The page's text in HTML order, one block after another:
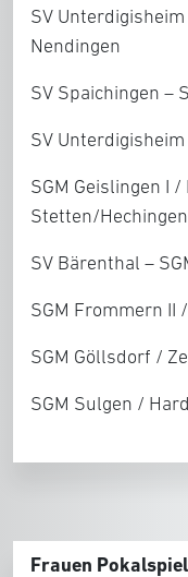
SV
Nendingen
SV Spaichingen –
SV
SGM Geislingen I /
Stetten/Hechingen
SV Bärenthal –
SGM Frommern II
SGM Göllsdorf /
SGM Sulgen /
Frauen